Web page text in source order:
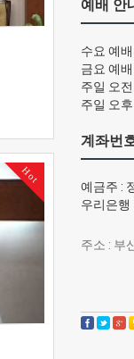
Hot
예배 안
수요 예
금요 예
주일 오
주일 오
계좌번
예금주 :
우리은행
주소 : 부